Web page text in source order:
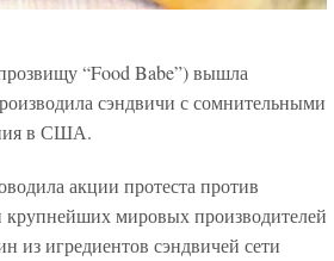
“Food Babe”) вышла
сэндвичи с сомнительными
в США.
акции протеста против
крупнейших мировых производителей
из игредиентов сэндвичей сети